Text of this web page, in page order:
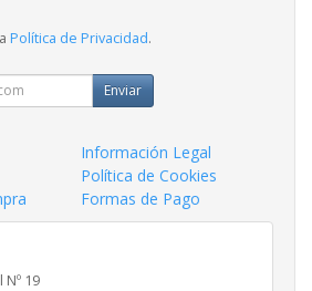
Política de Privacidad.
Enviar
Información Legal
Política de Cookies
Formas de Pago
Nº 19